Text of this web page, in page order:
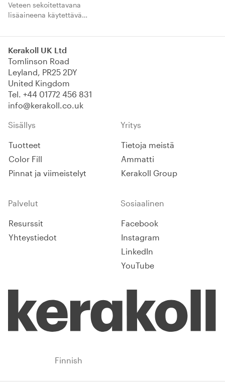
Veteen sekoitettavana
lisäaineena käytettävä
jäämien puhdistamiseen.
Kerakoll UK Ltd
Tomlinson Road
Leyland, PR25 2DY
United Kingdom
Tel. +44 01772 456 831
info@kerakoll.co.uk
Sisällys
Tuotteet
Color Fill
Pinnat ja viimeistelyt
Yritys
Tietoja meistä
Ammatti
Kerakoll Group
Palvelut
Resurssit
Yhteystiedot
Sosiaalinen
Facebook
Instagram
LinkedIn
YouTube
Finnish